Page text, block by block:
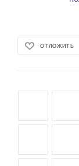
ОТЛОЖИТЬ